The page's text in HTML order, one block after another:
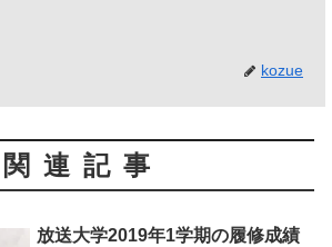
kozue
関連記事
放送大学2019年1学期の履修成績